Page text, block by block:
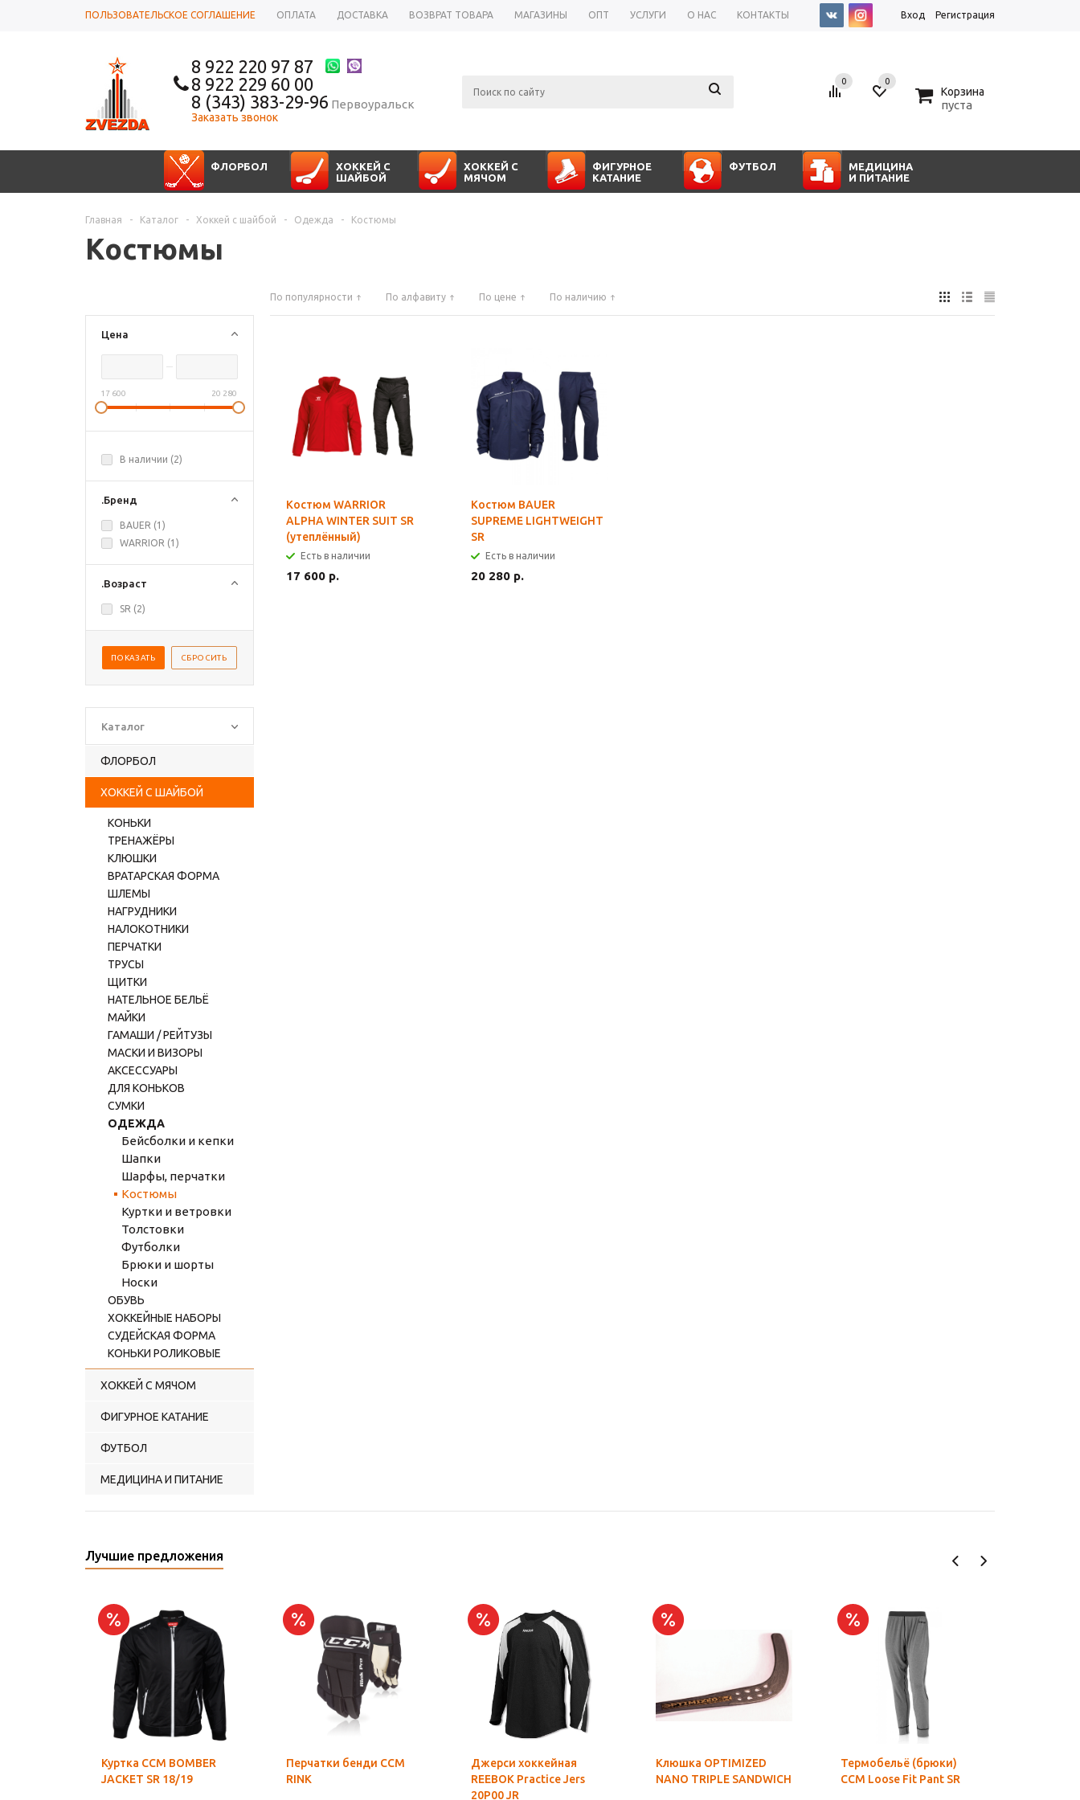
ПОЛЬЗОВАТЕЛЬСКОЕ СОГЛАШЕНИЕ ОПЛАТА ДОСТАВКА ВОЗВРАТ ТОВАРА МАГАЗИНЫ ОПТ УСЛУГИ О НАС КОНТАКТЫ Вход Регистрация
8 922 220 97 87
8 922 229 60 00
8 (343) 383-29-96 Первоуральск
Заказать звонок
0 0
Корзина
пуста
ФЛОРБОЛ
ХОККЕЙ С
ШАЙБОЙ
ХОККЕЙ С
МЯЧОМ
ФИГУРНОЕ
КАТАНИЕ
ФУТБОЛ
МЕДИЦИНА
И ПИТАНИЕ
Главная - Каталог - Хоккей с шайбой - Одежда - Костюмы
Костюмы
Цена
17 600 20 280
В наличии (2)
.Бренд
BAUER (1 )
WARRIOR (1 )
.Возраст
SR (2)
Каталог
ФЛОРБОЛ
ХОККЕЙ С ШАЙБОЙ
КОНЬКИ
ТРЕНАЖЁРЫ
КЛЮШКИ
ВРАТАРСКАЯ ФОРМА
ШЛЕМЫ
НАГРУДНИКИ
НАЛОКОТНИКИ
ПЕРЧАТКИ
ТРУСЫ
ЩИТКИ
НАТЕЛЬНОЕ БЕЛЬЁ
МАЙКИ
ГАМАШИ / РЕЙТУЗЫ
МАСКИ И ВИЗОРЫ
АКСЕССУАРЫ
ДЛЯ КОНЬКОВ
СУМКИ
ОДЕЖДА
Бейсболки и кепки
Шапки
Шарфы, перчатки
Костюмы
Куртки и ветровки
Толстовки
Футболки
Брюки и шорты
Носки
ОБУВЬ
ХОККЕЙНЫЕ НАБОРЫ
СУДЕЙСКАЯ ФОРМА
КОНЬКИ РОЛИКОВЫЕ
ХОККЕЙ С МЯЧОМ
ФИГУРНОЕ КАТАНИЕ
ФУТБОЛ
МЕДИЦИНА И ПИТАНИЕ
По популярности По алфавиту По цене По наличию
Костюм WARRIOR
ALPHA WINTER SUIT SR
(утеплённый)
Есть в наличии
17 600 р.
Костюм BAUER
SUPREME LIGHTWEIGHT
SR
Есть в наличии
20 280 р.
Лучшие предложения
Куртка CCM BOMBER
JACKET SR 18/19
Перчатки бенди CCM
RINK
Джерси хоккейная
REEBOK Practice Jers
20P00 JR
Клюшка OPTIMIZED
NANO TRIPLE SANDWICH
Термобельё (брюки)
CCM Loose Fit Pant SR